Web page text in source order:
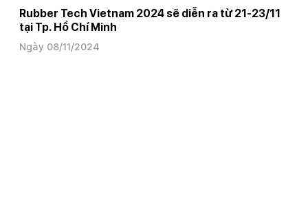
Rubber Tech Vietnam 2024 sẽ diễn ra từ 21-23/11
tại Tp. Hồ Chí Minh
Ngày 08/11/2024